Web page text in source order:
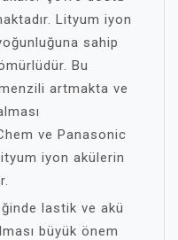
Lityum iyon
sahip
Bu
artmakta ve
ve Panasonic
iyon akülerin
lastik ve akü
büyük önem